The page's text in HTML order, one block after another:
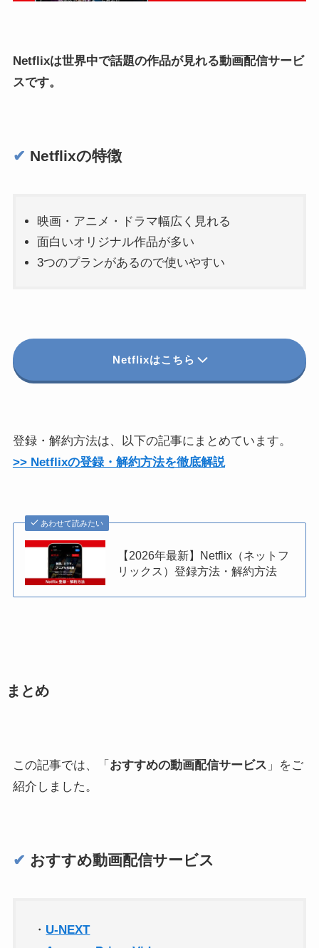
Netflixは世界中で話題の作品が見れる動画配信サービ
スです。
✔︎ Netflixの特徴
映画・アニメ・ドラマ幅広く見れる
面白いオリジナル作品が多い
3つのプランがあるので使いやすい
Netflixはこちら
登録・解約方法は、以下の記事にまとめています。
>> Netflixの登録・解約方法を徹底解説
あわせて読みたい
【2026年最新】Netflix（ネットフ
リックス）登録方法・解約方法
まとめ
この記事では、「 おすすめの動画配信サービス 」をご
紹介しました。
✔︎ おすすめ動画配信サービス
・ U-NEXT